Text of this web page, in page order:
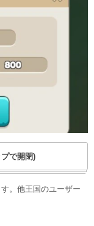
で開閉)
。他王国のユーザー